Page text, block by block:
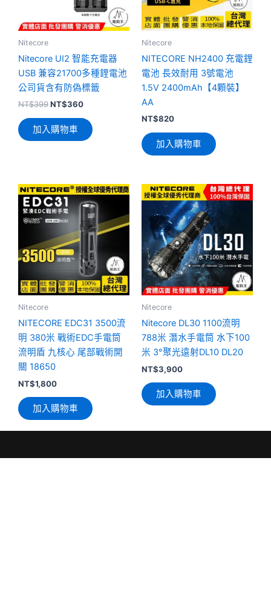
Nitecore
Nitecore UI2 智能充電器
USB 兼容21700多種鋰電池
公司貨含有防偽標籤
NT$399NT$360
加入購物車
Nitecore
NITECORE NH2400 充電鋰
電池 長效耐用 3號電池
1.5V 2400mAh【4顆裝】
AA
NT$820
加入購物車
Nitecore
NITECORE EDC31 3500流
明 380米 戰術EDC手電筒
流明盾 九核心 尾部戰術開
關 18650
NT$1,800
加入購物車
Nitecore
Nitecore DL30 1100流明
788米 潛水手電筒 水下100
米 3°聚光遠射DL10 DL20
NT$3,900
加入購物車